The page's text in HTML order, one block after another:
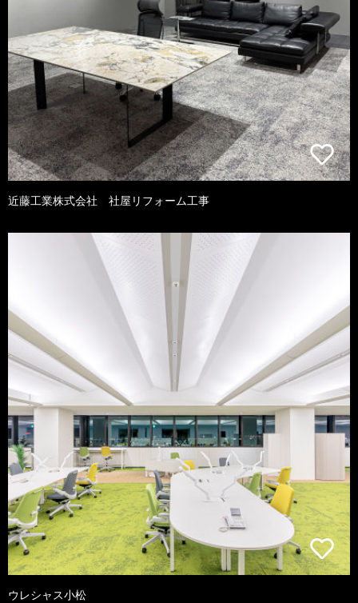
近藤工業株式会社 社屋リフォーム工事
ウレシャス小松